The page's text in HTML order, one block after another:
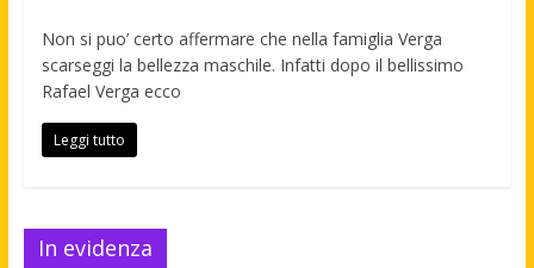
Non si puo’ certo affermare che nella famiglia Verga
scarseggi la bellezza maschile. Infatti dopo il bellissimo
Rafael Verga ecco
Leggi tutto
In evidenza